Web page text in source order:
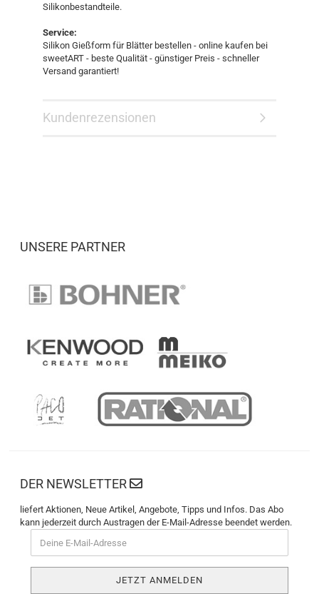
Silikonbestandteile.
Service:
Silikon Gießform für Blätter bestellen - online kaufen bei
sweetART - beste Qualität - günstiger Preis - schneller
Versand garantiert!
Kundenrezensionen
UNSERE PARTNER
DER NEWSLETTER
liefert Aktionen, Neue Artikel, Angebote, Tipps und Infos. Das Abo
kann jederzeit durch Austragen der E-Mail-Adresse beendet werden.